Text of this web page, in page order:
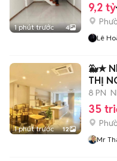
1 phút trước 4
9,2 tỷ
Lê
1 phút trước 12
🐳★
THỊ
8 PN
35
Mr